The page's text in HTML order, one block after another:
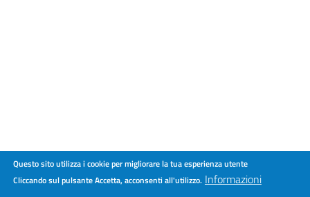
Questo sito utilizza i cookie per migliorare la tua esperienza utente
Cliccando sul pulsante Accetta, acconsenti all'utilizzo. Informazioni